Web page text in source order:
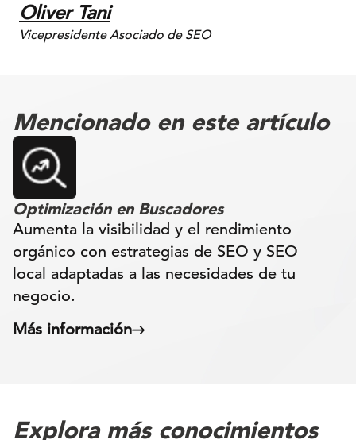
Oliver Tani
Vicepresidente Asociado de SEO
Mencionado en este artículo
Optimización en Buscadores
Aumenta la visibilidad y el rendimiento
orgánico con estrategias de SEO y SEO
local adaptadas a las necesidades de tu
negocio.
Más información
Explora más conocimientos